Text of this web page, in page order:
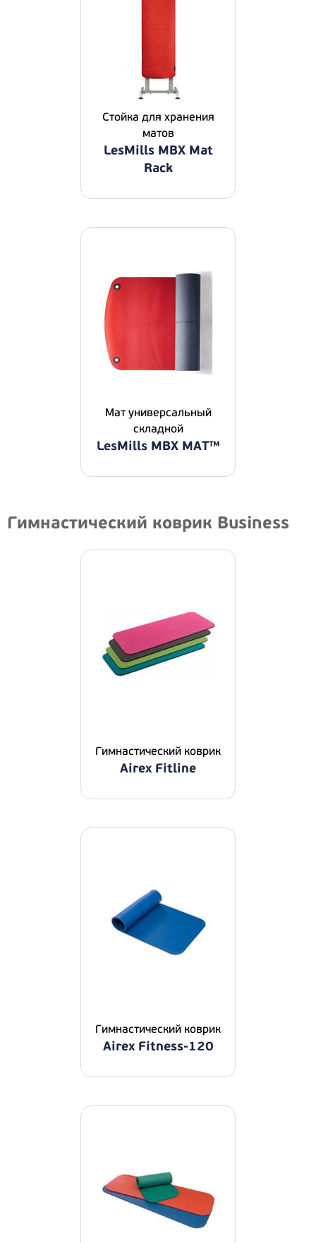
Стойка для хранения
матов
LesMills MBX Mat
Rack
Мат универсальный
складной
LesMills MBX MAT™
Гимнастический коврик Business
Гимнастический коврик
Airex Fitline
Гимнастический коврик
Airex Fitness-120